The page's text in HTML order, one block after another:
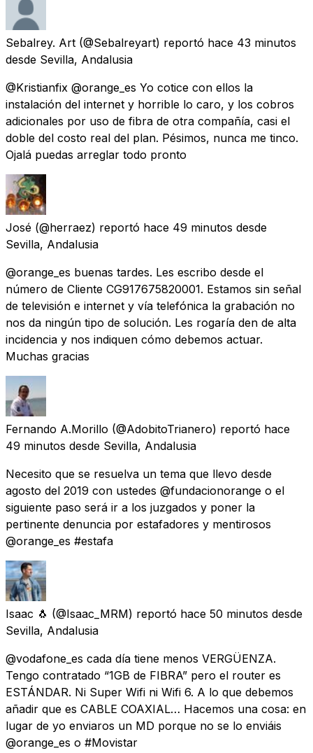
Sebalrey. Art (@Sebalreyart) reportó hace 43 minutos
desde Sevilla, Andalusia
@Kristianfix @orange_es Yo cotice con ellos la
instalación del internet y horrible lo caro, y los cobros
adicionales por uso de fibra de otra compañía, casi el
doble del costo real del plan. Pésimos, nunca me tinco.
Ojalá puedas arreglar todo pronto
José (@herraez) reportó hace 49 minutos desde
Sevilla, Andalusia
@orange_es buenas tardes. Les escribo desde el
número de Cliente CG917675820001. Estamos sin señal
de televisión e internet y vía telefónica la grabación no
nos da ningún tipo de solución. Les rogaría den de alta
incidencia y nos indiquen cómo debemos actuar.
Muchas gracias
Fernando A.Morillo (@AdobitoTrianero) reportó hace
49 minutos desde Sevilla, Andalusia
Necesito que se resuelva un tema que llevo desde
agosto del 2019 con ustedes @fundacionorange o el
siguiente paso será ir a los juzgados y poner la
pertinente denuncia por estafadores y mentirosos
@orange_es #estafa
Isaac 🐧 (@Isaac_MRM) reportó hace 50 minutos desde
Sevilla, Andalusia
@vodafone_es cada día tiene menos VERGÜENZA.
Tengo contratado “1GB de FIBRA” pero el router es
ESTÁNDAR. Ni Super Wifi ni Wifi 6. A lo que debemos
añadir que es CABLE COAXIAL… Hacemos una cosa: en
lugar de yo enviaros un MD porque no se lo enviáis
@orange_es o #Movistar